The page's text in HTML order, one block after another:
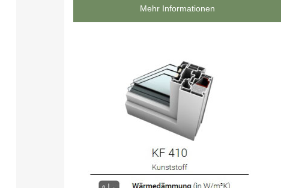
Mehr Informationen